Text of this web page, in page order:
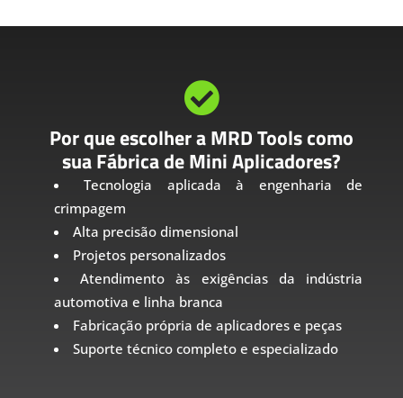

Por que escolher a MRD Tools como
sua Fábrica de Mini Aplicadores?
Tecnologia aplicada à engenharia de
crimpagem
Alta precisão dimensional
Projetos personalizados
Atendimento às exigências da indústria
automotiva e linha branca
Fabricação própria de aplicadores e peças
Suporte técnico completo e especializado